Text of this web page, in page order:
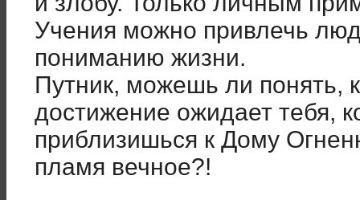
Учения можно привлечь
пониманию жизни.
Путник, можешь ли понять,
достижение ожидает тебя,
приблизишься к Дому
пламя вечное?!